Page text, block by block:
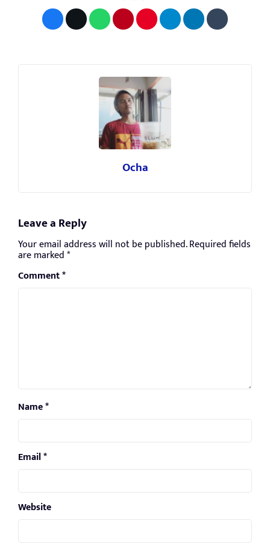
Ocha
Leave a Reply
Your email address will not be published.Required fields
are marked*
Comment*
Name*
Email*
Website